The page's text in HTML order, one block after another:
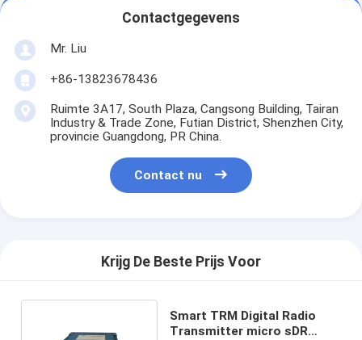
Contactgegevens
Mr. Liu
+86-13823678436
Ruimte 3A17, South Plaza, Cangsong Building, Tairan
Industry & Trade Zone, Futian District, Shenzhen City,
provincie Guangdong, PR China.
Contact nu
Krijg De Beste Prijs Voor
Smart TRM Digital Radio
Transmitter micro sDR